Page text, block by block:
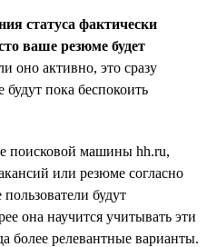
статуса фактически
ваше резюме будет
оно активно, это сразу
будут пока беспокоить
поисковой машины hh.ru,
или резюме согласно
будут
она научится учитывать эти
более релевантные варианты.